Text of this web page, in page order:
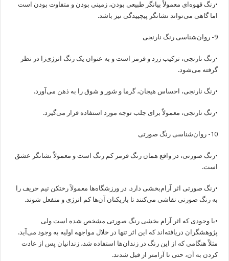
•رنگ قهوه‌ای معمولاً بیانگر طبیعی بودن، زمینی بودن و متفاوت بودن است
اما گاهی می‌تواند نشانگر پیچییدگی نیز باشد.
9- روان‌شناسی رنگ نارنجی
•رنگ نارنجی، ترکیب زرد و قرمز است و به عنوان یک رنگ انرژی‌زا در نظر
گرفته می‌شود.
•رنگ نارنجی، احساس هیجان، گرما و شور و شوق را به ذهن می‌آورد.
•رنگ نارنجی، معمولاً برای جلب توجه مورد استفاده قرار می‌گیرد.
10- روان‌شناسی رنگ صورتی
•رنگ صورتی، در واقع همان رنگ قرمز کم رنگ است و معمولاً نشانگر عشق
است.
•رنگ صورتی اثر آرام‌بخشی دارد. در ورزشگاه‌ها معمولاً رختکن تیم حریف را
به رنگ صورتی نقاشی می‌کنند تا بازیکنان آن‌ها کم انرژی و منفعل شوند.
•با وجودی که اثر آرام بخشی رنگ صورتی مشخص شده است ولی
پژوهشگران دریافته‌اند که این اثر تنها در خلال مواجهه اولیه به وجود می‌آید.
مثلاً هنگامی که از این رنگ در زندان‌ها استفاده شد، زندانیان پس از عادت
کردن به آن، حتی نا آرامتر از قبل شدند.